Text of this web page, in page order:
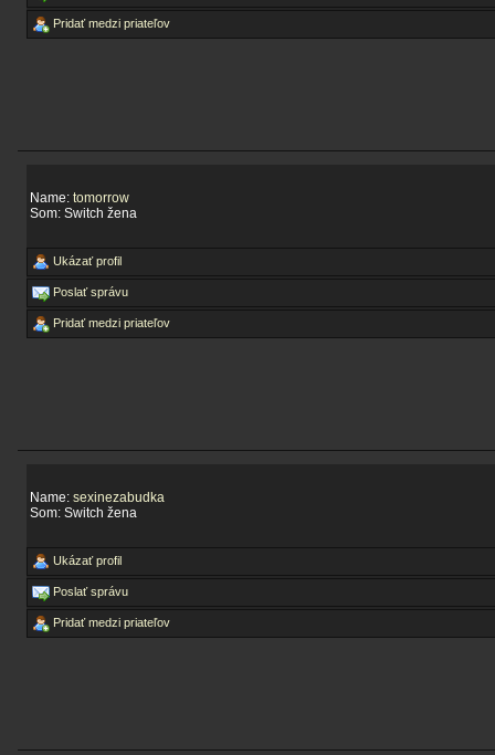
Pridať medzi priateľov
Name: tomorrow
Som: Switch žena
Ukázať profil
Poslať správu
Pridať medzi priateľov
Name: sexinezabudka
Som: Switch žena
Ukázať profil
Poslať správu
Pridať medzi priateľov